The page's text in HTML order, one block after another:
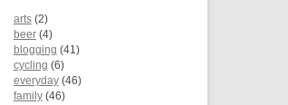
arts(2)
beer(4)
blogging (41)
cycling (6)
everyday(46)
family(46)